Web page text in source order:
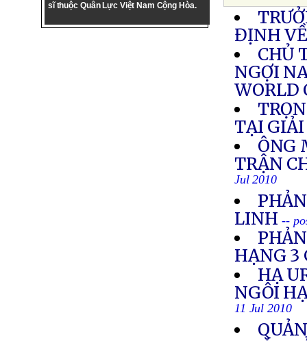
sĩ thuộc Quân Lực Việt Nam Cộng Hòa.
ĐỊNH
CHỦ
NGỢI
WORLD
TẠI GIẢI
ÔNG
TRẬN
Jul 2010
LINH --
HẠNG 3
HẠ
NGÔI
11 Jul 2010